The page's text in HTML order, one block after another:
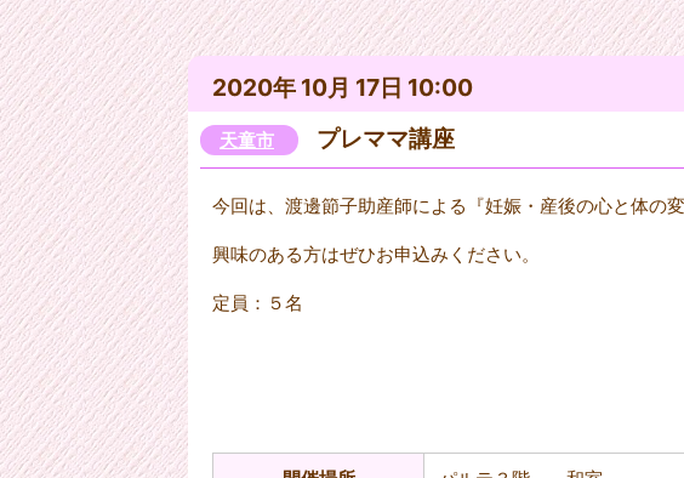
2020年 10月 17日 10:00
天童市 プレママ講座
今回は、渡邊節子助産師による『妊娠・産後の心と体の
興味のある方はぜひお申込みください。
定員：５名